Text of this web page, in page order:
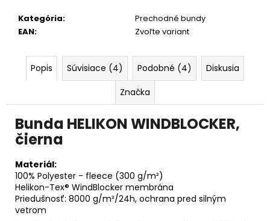
Kategória:
Prechodné bundy
EAN: Zvoľte variant
Popis Súvisiace (4) Podobné (4)
Diskusia
Značka
Bunda HELIKON WINDBLOCKER,
čierna
Materiál:
100% Polyester - fleece (300 g/m²)
Helikon-Tex® WindBlocker membrána
Priedušnosť: 8000 g/m²/24h, ochrana pred silným
vetrom